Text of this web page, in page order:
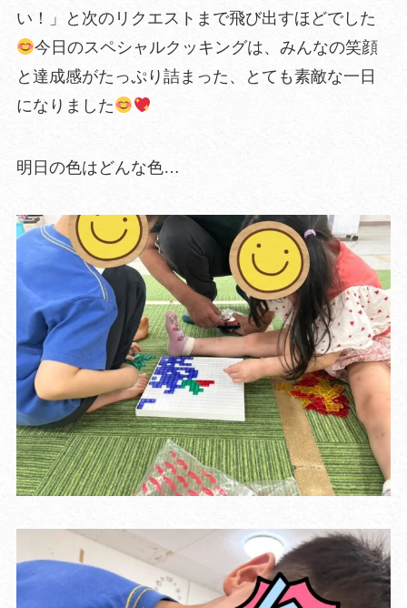
い！」と次のリクエストまで飛び出すほどでした
今日のスペシャルクッキングは、みんなの笑顔
と達成感がたっぷり詰まった、とても素敵な一日
になりました
明日の色はどんな色…